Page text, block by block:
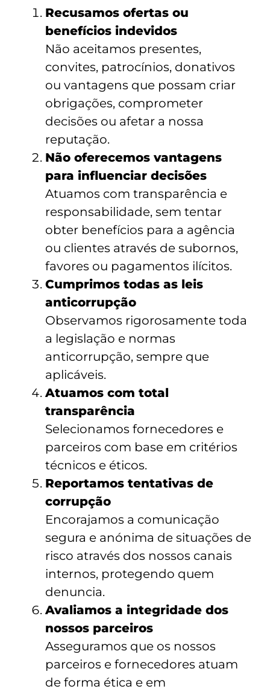
Recusamos ofertas ou
benefícios indevidos
Não aceitamos presentes,
convites, patrocínios, donativos
ou vantagens que possam criar
obrigações, comprometer
decisões ou afetar a nossa
reputação.
Não oferecemos vantagens
para influenciar decisões
Atuamos com transparência e
responsabilidade, sem tentar
obter benefícios para a agência
ou clientes através de subornos,
favores ou pagamentos ilícitos.
Cumprimos todas as leis
anticorrupção
Observamos rigorosamente toda
a legislação e normas
anticorrupção, sempre que
aplicáveis.
Atuamos com total
transparência
Selecionamos fornecedores e
parceiros com base em critérios
técnicos e éticos.
Reportamos tentativas de
corrupção
Encorajamos a comunicação
segura e anónima de situações de
risco através dos nossos canais
internos, protegendo quem
denuncia.
Avaliamos a integridade dos
nossos parceiros
Asseguramos que os nossos
parceiros e fornecedores atuam
de forma ética e em